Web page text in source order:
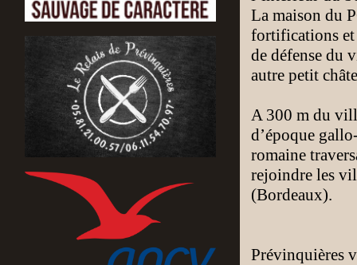
La maison du
fortifications et
de défense du
autre petit
A 300 m du
d’époque
romaine
rejoindre les
(Bordeaux).
Prévinquières